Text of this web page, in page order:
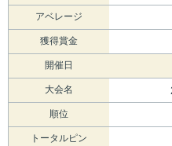
アベレージ
獲得賞金
開催日
大会名
順位
トータルピン